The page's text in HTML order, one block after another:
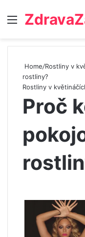
Menu
Home/Rostliny v
rostliny?
Rostliny v
Proč